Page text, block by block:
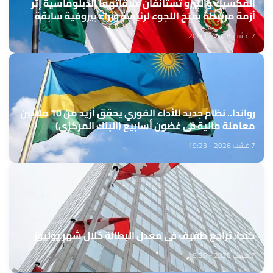
أزمة مرتبطة بمنح اللجوء لرئيسة وزراء بيروفية سابقة
7 غشت 2026 - 20:31
رواندا.. نظام جديد للأداء الفوري يحقق أزيد من 10 ملايين
معاملة مالية في غضون أسابيع (البنك المركزي)
7 غشت 2026 - 19:23
كندا: تراجع طفيف في معدل البطالة خلال شهر يوليوز
7 غشت 2026 - 18:36